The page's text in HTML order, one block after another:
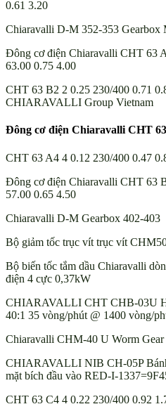
0.61 3.20
Chiaravalli D-M 352-353 Gearbox
Đông cơ điện Chiaravalli CHT 63
63.00 0.75 4.00
CHT 63 B2 2 0.25 230/400 0.71
CHIARAVALLI Group Vietnam
Đông cơ điện Chiaravalli CHT 63
CHT 63 A4 4 0.12 230/400 0.47
Đông cơ điện Chiaravalli CHT 63
57.00 0.65 4.50
Chiaravalli D-M Gearbox 402-403
Bộ giảm tốc trục vít trục vít
Bộ biến tốc tắm dầu Chiaravalli
điện 4 cực 0,37kW
CHIARAVALLI CHT CHB-03U
40:1 35 vòng/phút @ 1400 vòng/
Chiaravalli CHM-40 U Worm
CHIARAVALLI NIB CH-05P
mặt bích đầu vào RED-I-
CHT 63 C4 4 0.22 230/400 0.92